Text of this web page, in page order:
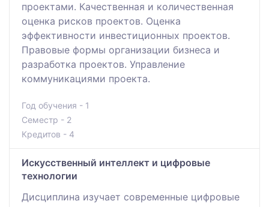
проектами. Качественная и количественная
оценка рисков проектов. Оценка
эффективности инвестиционных проектов.
Правовые формы организации бизнеса и
разработка проектов. Управление
коммуникациями проекта.
Год обучения - 1
Семестр - 2
Кредитов - 4
Искусственный интеллект и цифровые
технологии
Дисциплина изучает современные цифровые